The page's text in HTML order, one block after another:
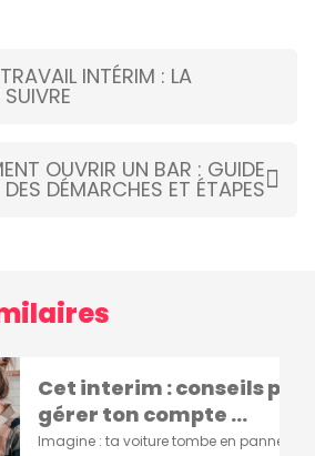
INTÉRIM : LA
OUVRIR UN BAR : GUIDE
DÉMARCHES ET ÉTAPES
Cet interim : conseils
gérer ton compte ...
Imagine : ta voiture tombe en panne et il